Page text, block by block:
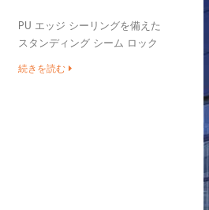
PU エッジ シーリングを備えた
スタンディング シーム ロック
ウール屋根サンドイッチ パネ
ル
続きを読む